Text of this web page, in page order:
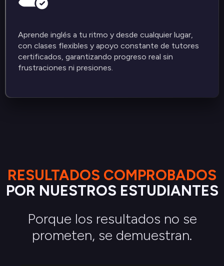
Aprende inglés a tu ritmo y desde cualquier lugar,
con clases flexibles y apoyo constante de tutores
certificados, garantizando progreso real sin
frustraciones ni presiones.
RESULTADOS COMPROBADOS
POR NUESTROS ESTUDIANTES
Porque los resultados no se
prometen, se demuestran.